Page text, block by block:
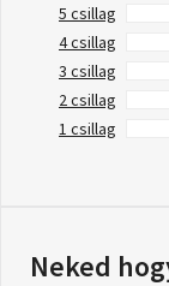
5 csillag
4 csillag
3 csillag
2 csillag
1 csillag
Neked